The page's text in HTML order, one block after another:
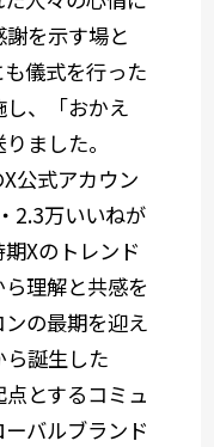
を示す場と
儀式を行った
、「おかえ
ました。
公式アカウン
2.3万いいねが
Xのトレンド
理解と共感を
の最期を迎え
誕生した
点とするコミュ
バルブランド